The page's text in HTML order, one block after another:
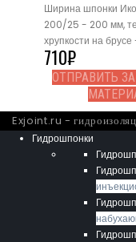
Ширина шпонки
200/25 - 200 мм,
хрупкости на
710₽
ОТПРАВИТЬ
Exjoint.ru -
Гидрошпонки